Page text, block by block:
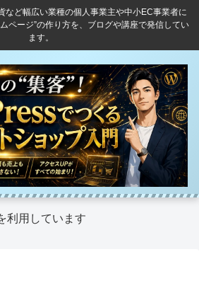
など幅広い業種の個人事業主や中小EC事業者に
ページ”の作り方を、ブログや講座で発信してい
ます。
利用しています